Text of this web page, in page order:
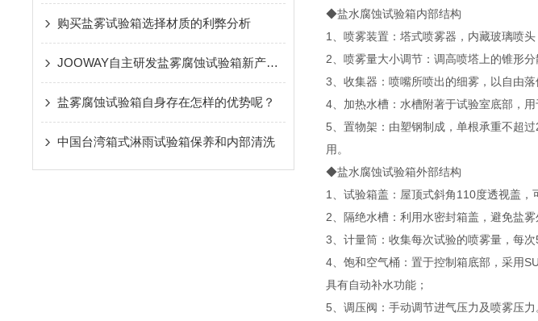
购买盐雾试验箱选择材质的利弊分析
JOOWAY自主研发盐雾腐蚀试验箱新产物怎样博得市场
盐雾腐蚀试验箱自身存在怎样的优势呢？
中国台湾箱式淋雨试验箱保养和内部清洗
◆盐水腐蚀试验箱内部结构
1、喷雾装置：塔式喷雾器，内藏玻璃喷
2、喷雾量大小调节：调高喷塔上的锥形
3、收集器：喷嘴所喷出的细雾，以自由
4、加热水槽：水槽附著于试验室底部，
5、置物架：由塑钢制成，单根承重不超
用。
◆盐水腐蚀试验箱外部结构
1、试验箱盖：屋顶式斜角110度透视盖，
2、隔绝水槽：利用水密封箱盖，避免盐雾
3、计量筒：收集每次试验的喷雾量，每次
4、饱和空气桶：置于控制箱底部，采用
具有自动补水功能；
5、调压阀：手动调节进气压力及喷雾压